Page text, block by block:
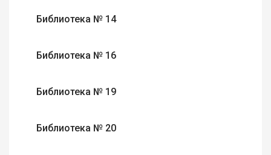
Библиотека № 14
Библиотека № 16
Библиотека № 19
Библиотека № 20